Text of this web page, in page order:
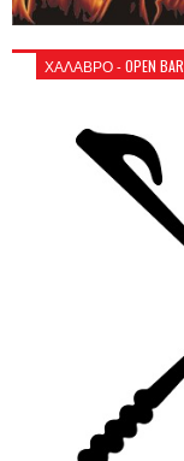
ΧΑΛΑΒΡΟ - OPEN BAR